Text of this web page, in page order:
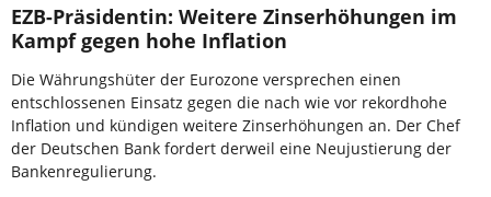
EZB-Präsidentin: Weitere Zinserhöhungen im
Kampf gegen hohe Inflation
Die Währungshüter der Eurozone versprechen einen
entschlossenen Einsatz gegen die nach wie vor rekordhohe
Inflation und kündigen weitere Zinserhöhungen an. Der Chef
der Deutschen Bank fordert derweil eine Neujustierung der
Bankenregulierung.